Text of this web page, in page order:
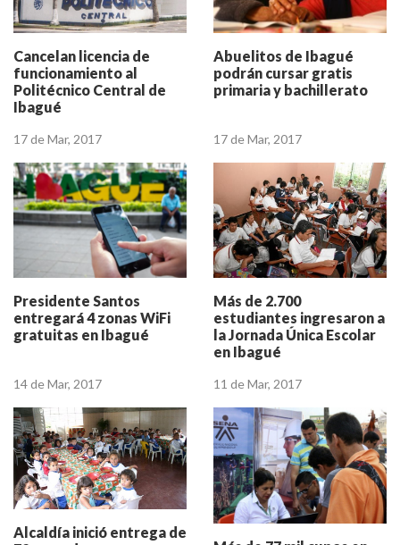
Cancelan licencia de
funcionamiento al
Politécnico Central de
Ibagué
17 de Mar, 2017
Abuelitos de Ibagué
podrán cursar gratis
primaria y bachillerato
17 de Mar, 2017
Presidente Santos
entregará 4 zonas WiFi
gratuitas en Ibagué
14 de Mar, 2017
Más de 2.700
estudiantes ingresaron a
la Jornada Única Escolar
en Ibagué
11 de Mar, 2017
Alcaldía inició entrega de